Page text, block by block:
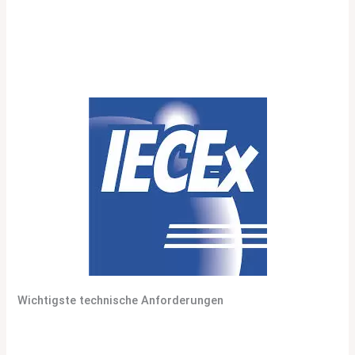
Wichtigste technische Anforderungen